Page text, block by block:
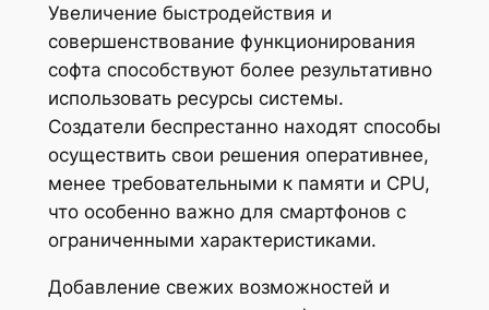
Увеличение быстродействия и
совершенствование функционирования
софта способствуют более результативно
использовать ресурсы системы.
Создатели беспрестанно находят способы
осуществить свои решения оперативнее,
менее требовательными к памяти и CPU,
что особенно важно для смартфонов с
ограниченными характеристиками.
Добавление свежих возможностей и